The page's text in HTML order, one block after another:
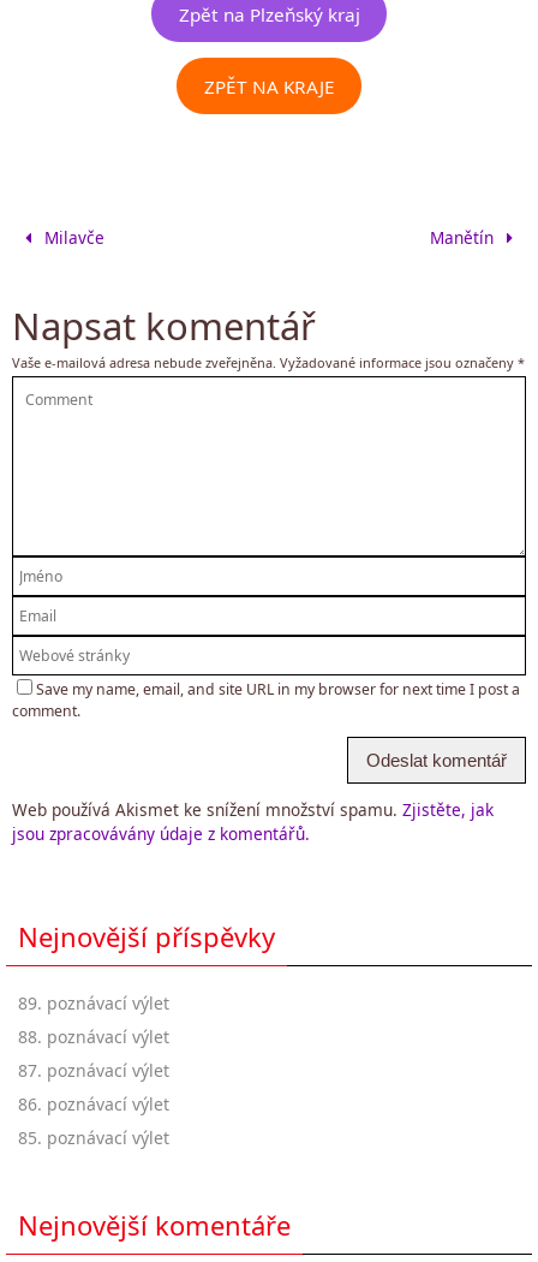
Zpět na Plzeňský kraj
ZPĚT NA KRAJE
Milavče Manětín
Napsat komentář
Vaše e-mailová adresa nebude zveřejněna. Vyžadované informace jsou označeny *
Save my name, email, and site URL in my browser for next time I post a
comment.
Web používá Akismet ke snížení množství spamu. Zjistěte, jak
jsou zpracovávány údaje z komentářů.
Nejnovější příspěvky
89. poznávací výlet
88. poznávací výlet
87. poznávací výlet
86. poznávací výlet
85. poznávací výlet
Nejnovější komentáře